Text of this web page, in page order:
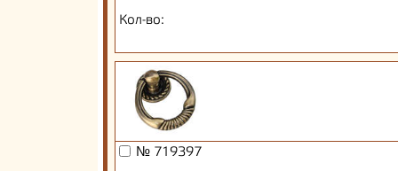
Кол-во:
№ 719397